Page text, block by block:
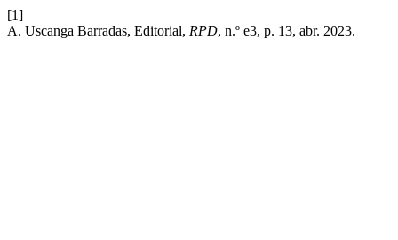
[1]
A. Uscanga Barradas, Editorial, RPD, n.º e3, p. 13, abr. 2023.